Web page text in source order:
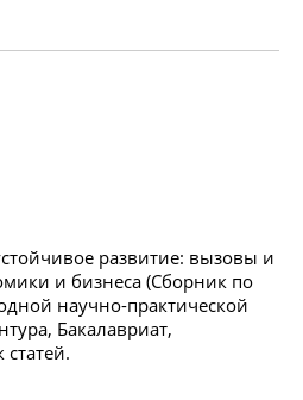
развитие: вызовы и
и бизнеса (Сборник по
научно-практической
Бакалавриат,